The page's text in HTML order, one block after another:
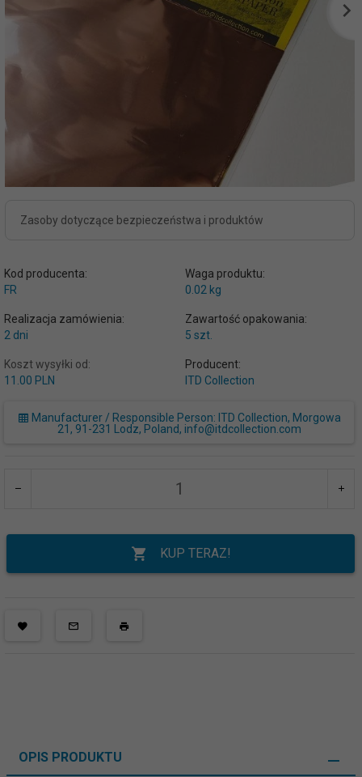
Zasoby dotyczące bezpieczeństwa i produktów
Kod producenta:
FR
Waga produktu:
0.02 kg
Realizacja zamówienia:
2 dni
Zawartość opakowania:
5 szt.
Koszt wysyłki od:
11.00 PLN
Producent:
ITD Collection
Manufacturer / Responsible Person: ITD Collection, Morgowa
21, 91-231 Lodz, Poland, info@itdcollection.com
KUP TERAZ!
OPIS PRODUKTU